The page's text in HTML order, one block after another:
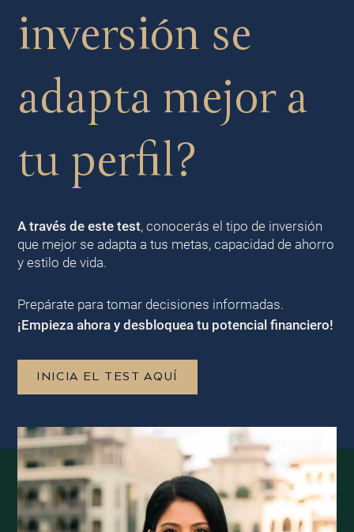
inversión se
adapta mejor a
tu perfil?
A través de este test, conocerás el tipo de inversión
que mejor se adapta a tus metas, capacidad de ahorro
y estilo de vida.
Prepárate para tomar decisiones informadas.
¡Empieza ahora y desbloquea tu potencial financiero!
INICIA EL TEST AQUÍ